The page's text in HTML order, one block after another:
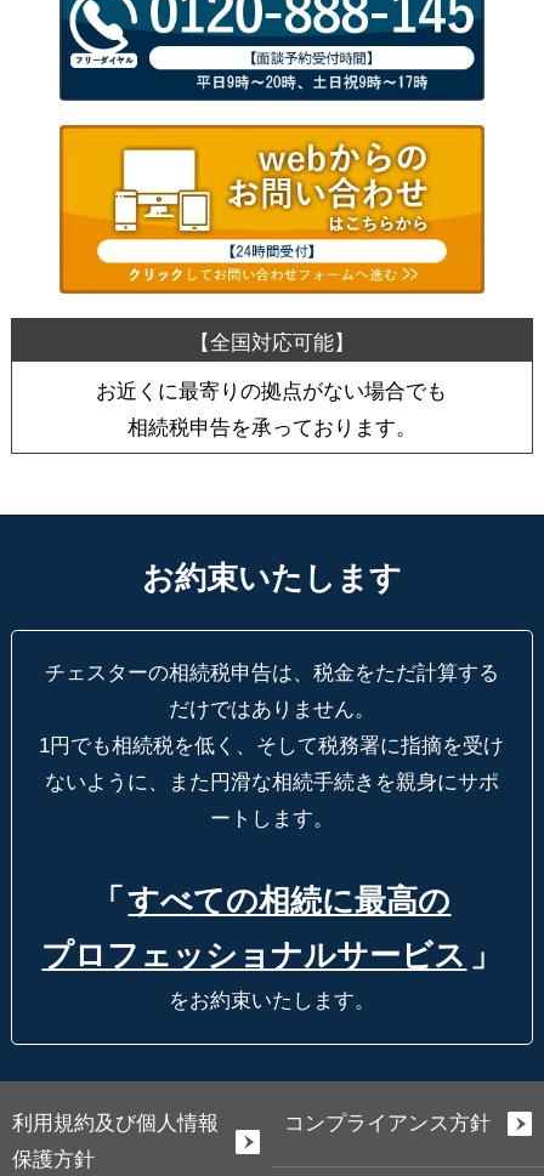
お近くに最寄りの拠点がない場合でも
相続税申告を承っております。
お約束いたします
チェスターの相続税申告は、税金をただ計算する
だけではありません。
1円でも相続税を低く、そして税務署に指摘を受け
ないように、
また円滑な相続手続きを親身にサポ
ートします。
「 すべての相続に最高の
プロフェッショナルサービス 」
をお約束いたします。
利用規約及び個人情報
保護方針
コンプライアンス方針